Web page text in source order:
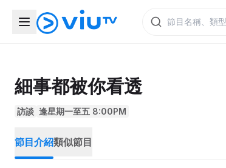
細事都被你看透
訪談 逢星期一至五 8:00PM
節目介紹類似節目